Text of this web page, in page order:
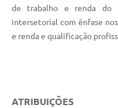
de trabalho e renda do
intersetorial com ênfase
e renda e qualificação
ATRIBUIÇÕES